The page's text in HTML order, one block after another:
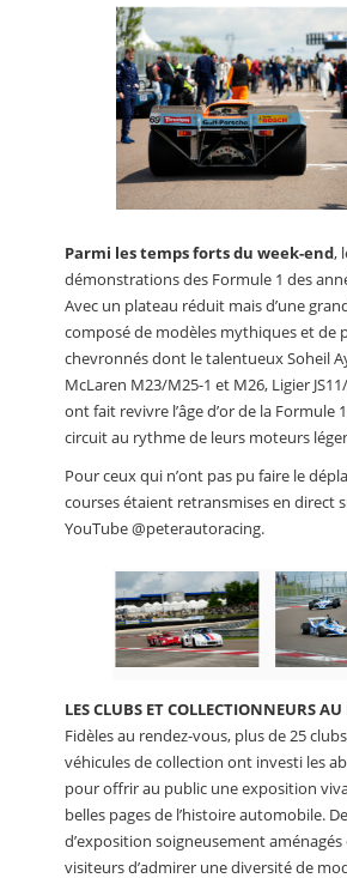
Parmi les temps forts du week-end,
démonstrations des Formule 1 des
Avec un plateau réduit mais d’une
composé de modèles mythiques et de
chevronnés dont le talentueux Soheil
McLaren M23/M25-1 et M26, Ligier JS11/
ont fait revivre l’âge d’or de la Formule
circuit au rythme de leurs moteurs
Pour ceux qui n’ont pas pu faire le
courses étaient retransmises en direct
YouTube @peterautoracing.
LES CLUBS ET COLLECTIONNEURS
Fidèles au rendez-vous, plus de 25
véhicules de collection ont investi les
pour offrir au public une exposition
belles pages de l’histoire automobile.
d’exposition soigneusement
visiteurs d’admirer une diversité de